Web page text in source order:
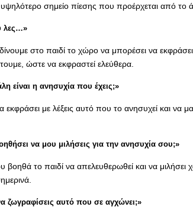
υψηλότερο σημείο πίεσης που προέρχεται από το
λες…»
στο παιδί το χώρο να μπορέσει να εκφράσει
ώστε να εκφραστεί ελεύθερα.
είναι η ανησυχία που έχεις;»
εκφράσει με λέξεις αυτό που το ανησυχεί και να
να μου μιλήσεις για την ανησυχία σου;»
το παιδί να απελευθερωθεί και να μιλήσει
ζωγραφίσεις αυτό που σε αγχώνει;»